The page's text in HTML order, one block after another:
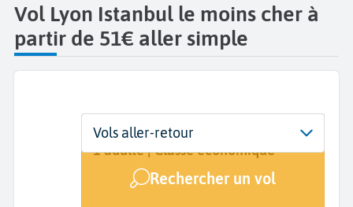
Vol Lyon Istanbul le moins cher à
partir de 51€ aller simple
Départ
Lyon (LYS)
Dates
15 déc. - 20 déc.
Voyageurs | Classe
1 adulte | Classe économique
Rechercher un vol
Vols aller-retour